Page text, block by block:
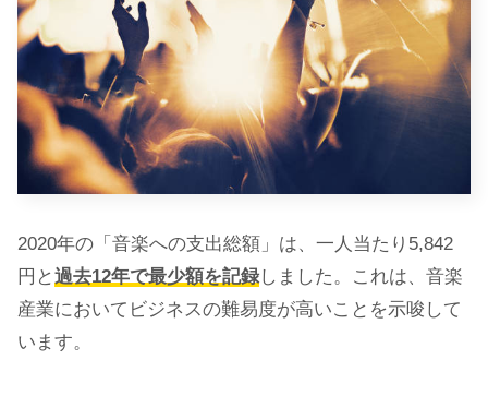
2020年の「音楽への支出総額」は、一人当たり5,842
円と過去12年で最少額を記録しました。これは、音楽
産業においてビジネスの難易度が高いことを示唆して
います。